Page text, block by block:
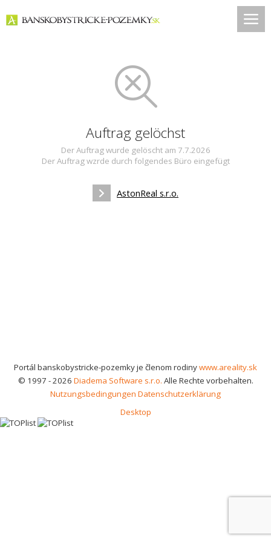
Auftrag gelöchst
Der Auftrag wurde gelöscht am 7.7.2026
Der Auftrag wzrde durch folgendes Büro eingefügt
AstonReal s.r.o.
Portál banskobystricke-pozemky je členom rodinywww.areality.sk
© 1997 - 2026 Diadema Software s.r.o. Alle Rechte vorbehalten.
Nutzungsbedingungen Datenschutzerklärung
Desktop